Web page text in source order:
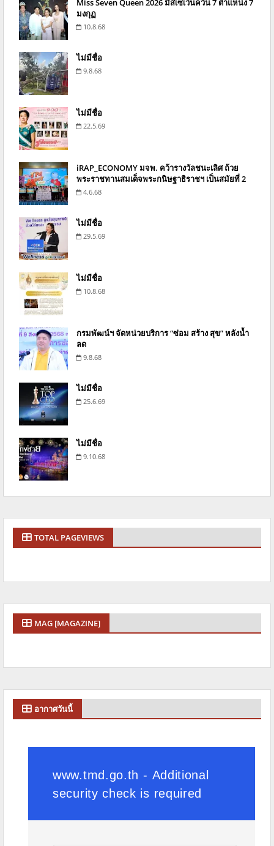
Miss Seven Queen 2026 มิสเซเว่นควีน 7 ตำแหน่ง 7
มงกุฏ
10.8.68
ไม่มีชื่อ
9.8.68
ไม่มีชื่อ
22.5.69
iRAP_ECONOMY มจพ. คว้ารางวัลชนะเลิศ ถ้วย
พระราชทานสมเด็จพระกนิษฐาธิราชฯ เป็นสมัยที่ 2
4.6.68
ไม่มีชื่อ
29.5.69
ไม่มีชื่อ
10.8.68
กรมพัฒน์ฯ จัดหน่วยบริการ “ซ่อม สร้าง สุข” หลังน้ำ
ลด
9.8.68
ไม่มีชื่อ
25.6.69
ไม่มีชื่อ
9.10.68
TOTAL PAGEVIEWS
MAG [MAGAZINE]
อากาศวันนี้